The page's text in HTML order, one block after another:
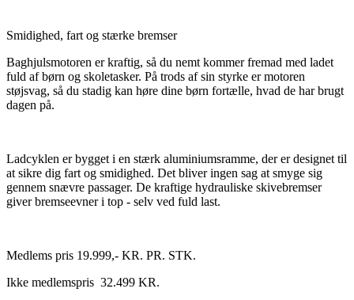
Smidighed, fart og stærke bremser
Baghjulsmotoren er kraftig, så du nemt kommer fremad med ladet
fuld af børn og skoletasker. På trods af sin styrke er motoren
støjsvag, så du stadig kan høre dine børn fortælle, hvad de har brugt
dagen på.
Ladcyklen er bygget i en stærk aluminiumsramme, der er designet til
at sikre dig fart og smidighed. Det bliver ingen sag at smyge sig
gennem snævre passager. De kraftige hydrauliske skivebremser
giver bremseevner i top - selv ved fuld last.
Medlems pris 19.999,- KR. PR. STK.
Ikke medlemspris 32.499 KR.